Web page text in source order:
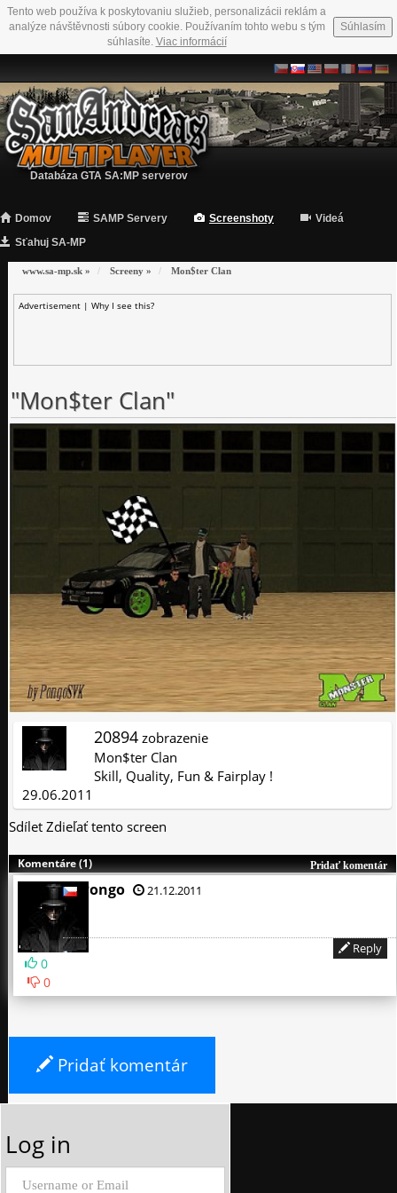
Tento web používa k poskytovaniu služieb, personalizácii reklám a
analýze návštěvnosti súbory cookie. Používaním tohto webu s tým
súhlasíte. Viac informácií
Súhlasím
Databáza GTA SA:MP serverov
Domov SAMP Servery Screenshoty
Videá
Sťahuj SA-MP
www.sa-mp.sk » Screeny » Mon$ter Clan
Advertisement | Why I see this?
"Mon$ter Clan"
20894 zobrazenie
Mon$ter Clan
Skill, Quality, Fun & Fairplay !
29.06.2011
Sdílet Zdieľať tento screen
Pridať komentár
Komentáre (1)
0
0
Pongo 21.12.2011
Reply
Pridať komentár
Log in